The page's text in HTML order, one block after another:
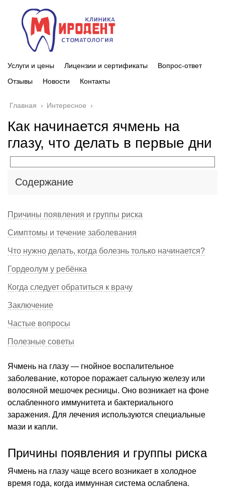
Услуги и цены Лицензии и сертификаты
Вопрос-ответ
Отзывы
Новости Контакты
Главная › Интересное ›
Как начинается ячмень на
глазу, что делать в первые дни
Содержание
Причины появления и группы риска
Симптомы и течение заболевания
Что нужно делать, когда болезнь только начинается?
Гордеолум у ребёнка
Когда следует обратиться к врачу
Заключение
Частые вопросы
Полезные советы
Ячмень на глазу — гнойное воспалительное
заболевание, которое поражает сальную железу или
волосяной мешочек ресницы. Оно возникает на фоне
ослабленного иммунитета и бактериального
заражения. Для лечения используются специальные
мази и капли.
Причины появления и группы риска
Ячмень на глазу чаще всего возникает в холодное
время года, когда иммунная система ослаблена.